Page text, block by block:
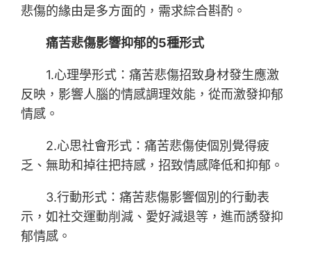
悲傷的緣由是多方面的，需求綜合斟酌。
痛苦悲傷影響抑郁的5種形式
1.心理學形式：痛苦悲傷招致身材發生應激
反映，影響人腦的情感調理效能，從而激發抑郁
情感。
2.心思社會形式：痛苦悲傷使個別覺得疲
乏、無助和掉往把持感，招致情感降低和抑郁。
3.行動形式：痛苦悲傷影響個別的行動表
示，如社交運動削減、愛好減退等，進而誘發抑
郁情感。